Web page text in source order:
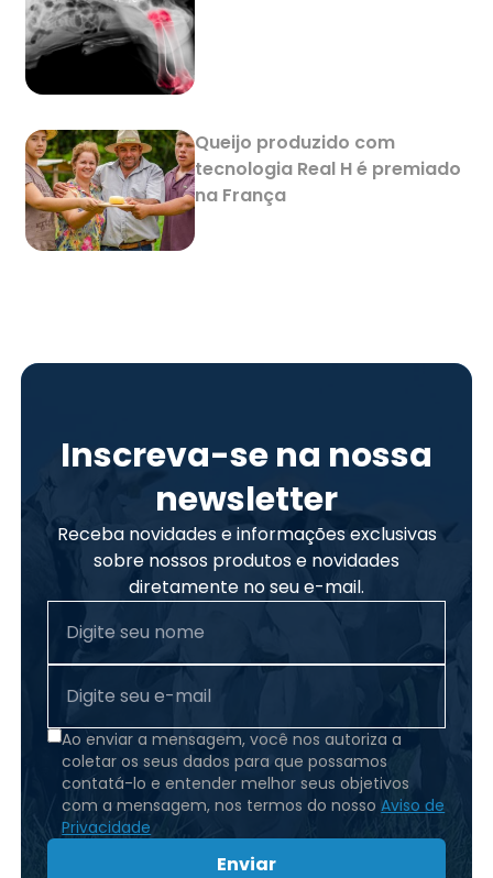
Queijo produzido com
tecnologia Real H é premiado
na França
Inscreva-se na nossa
newsletter
Receba novidades e informações exclusivas
sobre nossos produtos e novidades
diretamente no seu e-mail.
Ao enviar a mensagem, você nos autoriza a
coletar os seus dados para que possamos
contatá-lo e entender melhor seus objetivos
com a mensagem, nos termos do nossoAviso de
Privacidade
Enviar